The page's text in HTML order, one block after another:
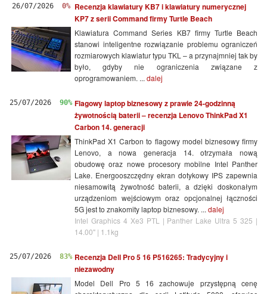
26/07/2026 0%
Recenzja klawiatury KB7 i klawiatury numerycznej
KP7 z serii Command firmy Turtle Beach
Klawiatura Command Series KB7 firmy Turtle Beach
stanowi inteligentne rozwiązanie problemu ograniczeń
rozmiarowych klawiatur typu TKL – a przynajmniej tak by
było, gdyby nie ograniczenia związane z
oprogramowaniem. ... dalej
25/07/2026 90% Flagowy laptop biznesowy z prawie 24-godzinną
żywotnością baterii – recenzja Lenovo ThinkPad X1
Carbon 14. generacji
ThinkPad X1 Carbon to flagowy model biznesowy firmy
Lenovo, a nowa generacja 14. otrzymała nową
obudowę oraz nowe procesory mobilne Intel Panther
Lake. Energooszczędny ekran dotykowy IPS zapewnia
niesamowitą żywotność baterii, a dzięki doskonałym
urządzeniom wejściowym oraz opcjonalnej łączności
5G jest to znakomity laptop biznesowy. ... dalej
Intel Graphics 4 Xe3 PTL | Panther Lake Ultra 5 325 |
14.00" | 1.1kg
25/07/2026 83% Recenzja Dell Pro 5 16 P516265: Tradycyjny i
niezawodny
Model Dell Pro 5 16 zachowuje przystępną cenę